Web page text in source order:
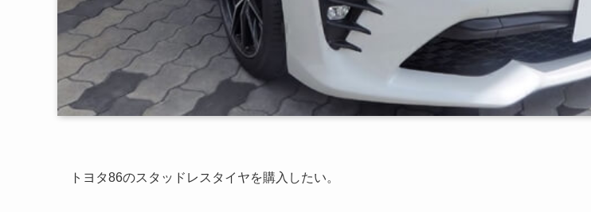
トヨタ86のスタッドレスタイヤを購入したい。